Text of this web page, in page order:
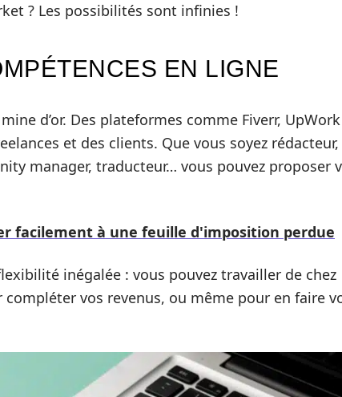
? Les possibilités sont infinies !
EN LIGNE
d’or. Des plateformes comme Fiverr,
et des clients. Que vous soyez rédacteur,
manager, traducteur… vous pouvez proposer
facilement à une feuille d'imposition perdue
inégalée : vous pouvez travailler de chez
compléter vos revenus, ou même pour en faire